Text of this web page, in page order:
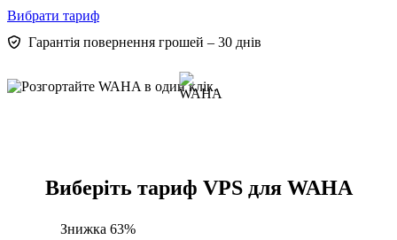
Вибрати тариф
Гарантія повернення грошей – 30 днів
Виберіть тариф VPS для WAHA
Знижка 63%